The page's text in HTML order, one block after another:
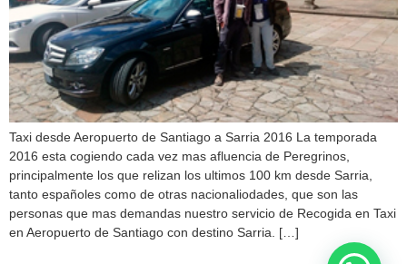
Taxi desde Aeropuerto de Santiago a Sarria 2016 La temporada
2016 esta cogiendo cada vez mas afluencia de Peregrinos,
principalmente los que relizan los ultimos 100 km desde Sarria,
tanto españoles como de otras nacionaliodades, que son las
personas que mas demandas nuestro servicio de Recogida en Taxi
en Aeropuerto de Santiago con destino Sarria. […]